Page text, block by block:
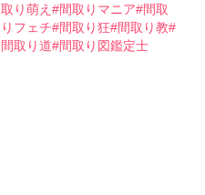
取り萌え#間取りマニア#間取
りフェチ#間取り狂#間取り教#
間取り道#間取り図鑑定士